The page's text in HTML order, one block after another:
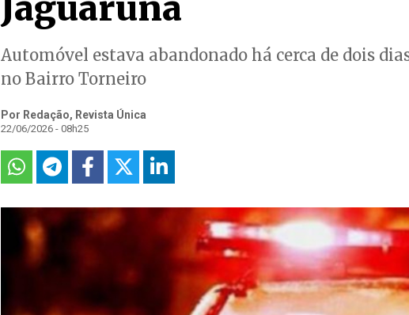
Automóvel estava abandonado há cerca de dois
no Bairro Torneiro
Por Redação, Revista Única
22/06/2026 - 08h25